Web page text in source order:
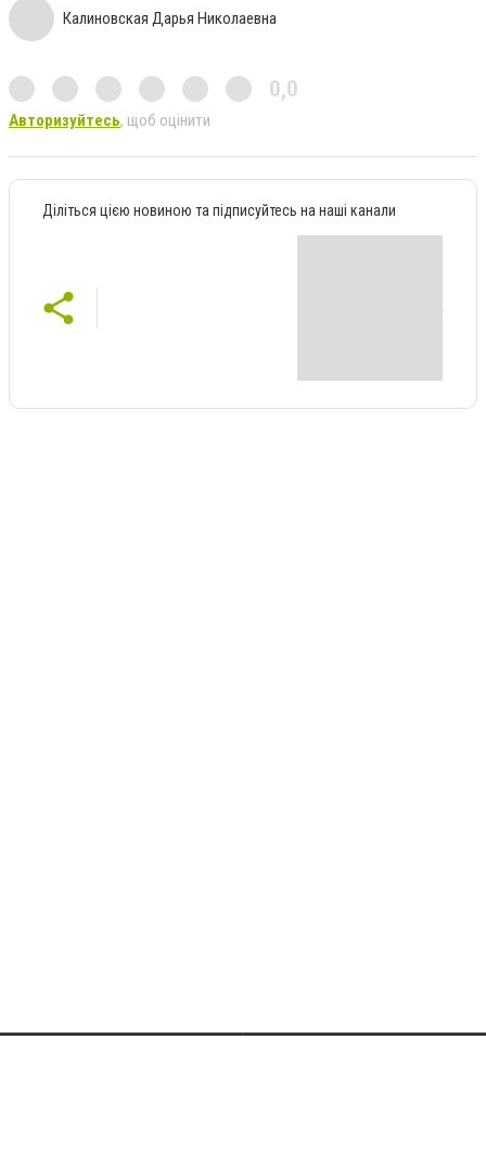
Калиновская Дарья Николаевна
0,0
Авторизуйтесь, щоб оцінити
Діліться цією новиною та підписуйтесь на наші канали